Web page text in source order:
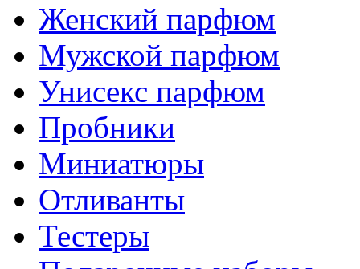
Женский парфюм
Мужской парфюм
Унисекс парфюм
Пробники
Миниатюры
Отливанты
Тестеры